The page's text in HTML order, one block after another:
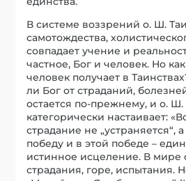
В системе воззрений о. Ш.
самотождества,
совпадает учение и
частное, Бог и человек. Но
человек получает в
ли Бог от страданий,
остается по-прежнему, и о. Ш.
категорически настаивает:
страдание не „устраняется“,
победу и в этой победе –
истинное исцеление. В мире
страдания, горе, испытания.